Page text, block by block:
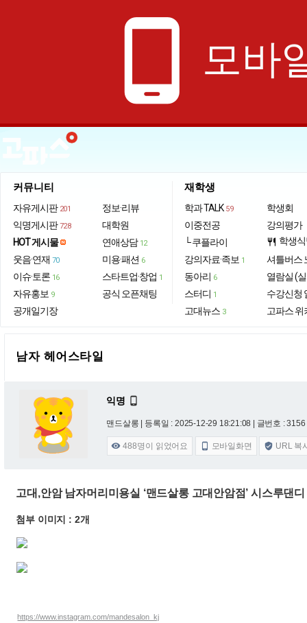
phone_android 모바
커뮤니티
자유게시판 201
익명게시판 728
HOT 게시물
웃음·연재 70
이슈·토론 16
자유홍보 9
공개일기장
정보·리뷰
대학원
연애상담 12
미용·패션 6
스타트업·창업 1
공식 오픈채팅
재학생
학과 TALK 59
이중전공
└ 쿠플라이
강의자료·족보 1
동아리 6
스터디 1
고대뉴스 3
학생회
강의평가
restaurant 학생
셔틀버스
열람실 (
수강신청
고파스 위
남자 헤어스타일
익명 
맨드살롱 | 등록일 : 2025-12-29 18:21:08 | 글번호 :
 488명이 읽었어요  모바일화면  URL 복
고대,안암 남자머리미용실 ‘맨드살롱 고대안암점’ 시스루댄
첨부 이미지 : 2개
https://www.instagram.com/mandesalon_kj